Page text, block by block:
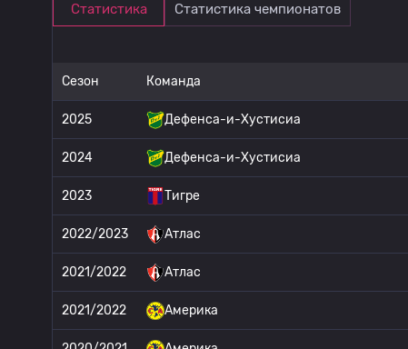
Статистика Статистика чемпионатов
Сезон Команда
2025 Дефенса-и-Хустисиа
2024 Дефенса-и-Хустисиа
2023 Тигре
2022/2023 Атлас
2021/2022 Атлас
2021/2022 Америка